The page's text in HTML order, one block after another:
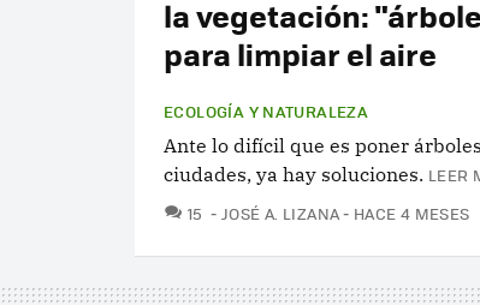
la vegetación:
para limpiar el aire
ECOLOGÍA Y NATURALEZA
Ante lo difícil que es poner
ciudades, ya hay soluciones. LEER
15 COMENTARIOS
JOSÉ A. LIZANA HACE 4 MESES